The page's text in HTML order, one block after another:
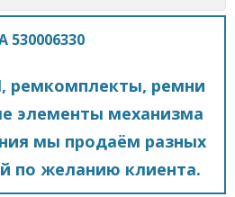
530006330
ремкомплекты, ремни
элементы механизма
мы продаём разных
по желанию клиента.